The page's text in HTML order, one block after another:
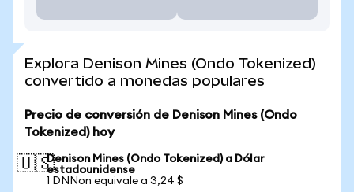
Explora Denison Mines (Ondo Tokenized)
convertido a monedas populares
Precio de conversión de Denison Mines (Ondo
Tokenized) hoy
🇺🇸Denison Mines (Ondo Tokenized) a Dólar
estadounidense
1 DNNon equivale a 3,24 $